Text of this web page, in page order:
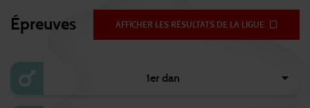
Épreuves AFFICHER LES RÉSULTATS DE LA LIGUE
1er dan